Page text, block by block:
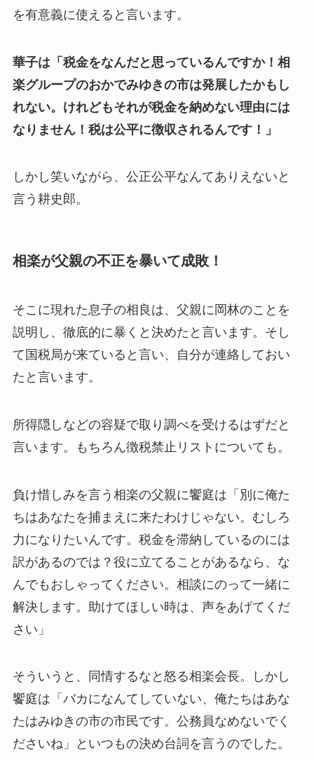
を有意義に使えると言います。
華子は「税金をなんだと思っているんですか！相
楽グループのおかでみゆきの市は発展したかもし
れない。けれどもそれが税金を納めない理由には
なりません！税は公平に徴収されるんです！」
しかし笑いながら、公正公平なんてありえないと
言う耕史郎。
相楽が父親の不正を暴いて成敗！
そこに現れた息子の相良は、父親に岡林のことを
説明し、徹底的に暴くと決めたと言います。そし
て国税局が来ていると言い、自分が連絡しておい
たと言います。
所得隠しなどの容疑で取り調べを受けるはずだと
言います。もちろん徴税禁止リストについても。
負け惜しみを言う相楽の父親に饗庭は「別に俺た
ちはあなたを捕まえに来たわけじゃない。むしろ
力になりたいんです。税金を滞納しているのには
訳があるのでは？役に立てることがあるなら、な
んでもおしゃってください。相談にのって一緒に
解決します。助けてほしい時は、声をあげてくだ
さい」
そういうと、同情するなと怒る相楽会長。しかし
饗庭は「バカになんてしていない、俺たちはあな
たはみゆきの市の市民です。公務員なめないでく
ださいね」といつもの決め台詞を言うのでした。